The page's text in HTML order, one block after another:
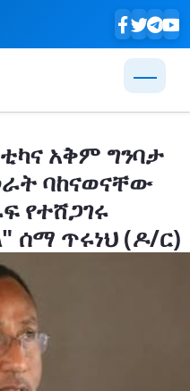
አቅም ግንባታ
ባከናወናቸው
የተሸጋገሩ
ጥሩነህ (ዶ/ር)